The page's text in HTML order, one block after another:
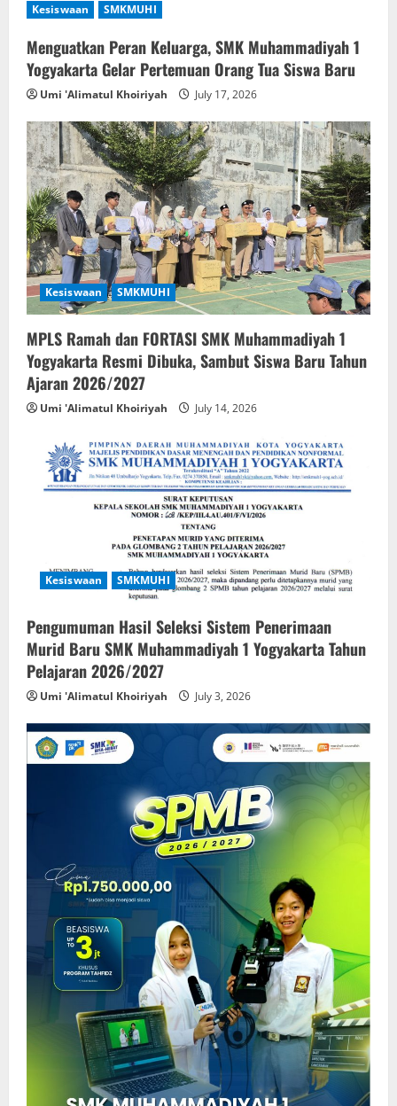
Kesiswaan SMKMUHI
Menguatkan Peran Keluarga, SMK Muhammadiyah 1
Yogyakarta Gelar Pertemuan Orang Tua Siswa Baru
Umi 'Alimatul Khoiriyah July 17, 2026
Kesiswaan SMKMUHI
MPLS Ramah dan FORTASI SMK Muhammadiyah 1
Yogyakarta Resmi Dibuka, Sambut Siswa Baru Tahun
Ajaran 2026/2027
Umi 'Alimatul Khoiriyah July 14, 2026
Kesiswaan SMKMUHI
Pengumuman Hasil Seleksi Sistem Penerimaan
Murid Baru SMK Muhammadiyah 1 Yogyakarta Tahun
Pelajaran 2026/2027
Umi 'Alimatul Khoiriyah July 3, 2026